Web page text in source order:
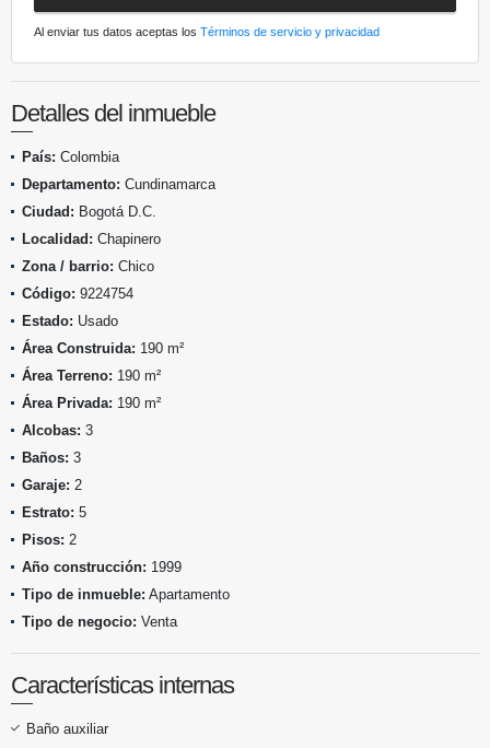
Al enviar tus datos aceptas los Términos de servicio y privacidad
Detalles del inmueble
País: Colombia
Departamento: Cundinamarca
Ciudad: Bogotá D.C.
Localidad: Chapinero
Zona / barrio: Chico
Código: 9224754
Estado: Usado
Área Construida: 190 m²
Área Terreno: 190 m²
Área Privada: 190 m²
Alcobas: 3
Baños: 3
Garaje: 2
Estrato: 5
Pisos: 2
Año construcción: 1999
Tipo de inmueble: Apartamento
Tipo de negocio: Venta
Características internas
Baño auxiliar